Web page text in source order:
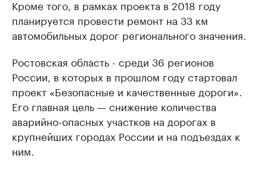
Кроме того, в рамках проекта в 2018 году
планируется провести ремонт на 33 км
автомобильных дорог регионального значения.
Ростовская область - среди 36 регионов
России, в которых в прошлом году стартовал
проект «Безопасные и качественные дороги».
Его главная цель — снижение количества
аварийно-опасных участков на дорогах в
крупнейших городах России и на подъездах к
ним.